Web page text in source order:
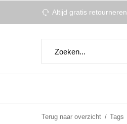
Altijd gratis retourneren
Terug naar overzicht Tags